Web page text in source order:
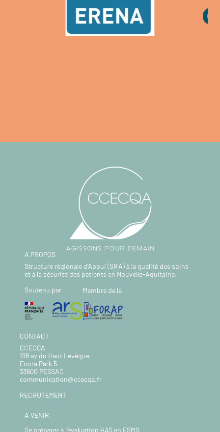
A PROPOS
Structure régionale d’Appui (SRA) à la qualité des soins
et à la sécurité des patients en Nouvelle-Aquitaine.
Soutenu par
Membre de la
CONTACT
CCECQA
198 av du Haut Lévêque
Enora Park 5
33600 PESSAC
communication@ccecqa.fr
RECRUTEMENT
A VENIR
Se préparer à l’évaluation HAS en ESMS